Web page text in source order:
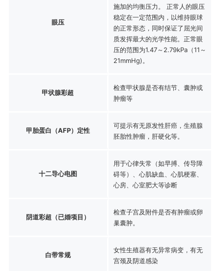
眼压
施加的均衡压力。 正常人的眼压
稳定在一定范围内，以维持眼球
的正常形态，同时保证了屈光间
质发挥最大的光学性能。正常眼
压的范围为1.47～2.79kPa（11～
21mmHg)。
甲状腺彩超
检查甲状腺是否有结节、囊肿或
肿瘤等
甲胎蛋白（AFP）定性
可提示有无原发性肝癌，生殖腺
胚胎性肿瘤，肝硬化等。
十二导心电图
用于心律失常（如早搏、传导障
碍等）、心肌缺血、心肌梗塞、
心房、心室肥大等诊断
阴道彩超（已婚项目）
检查子宫及附件是否有肿瘤或卵
巢囊肿。
白带常规
女性生殖器有无异常病变，有无
宫颈及阴道感染